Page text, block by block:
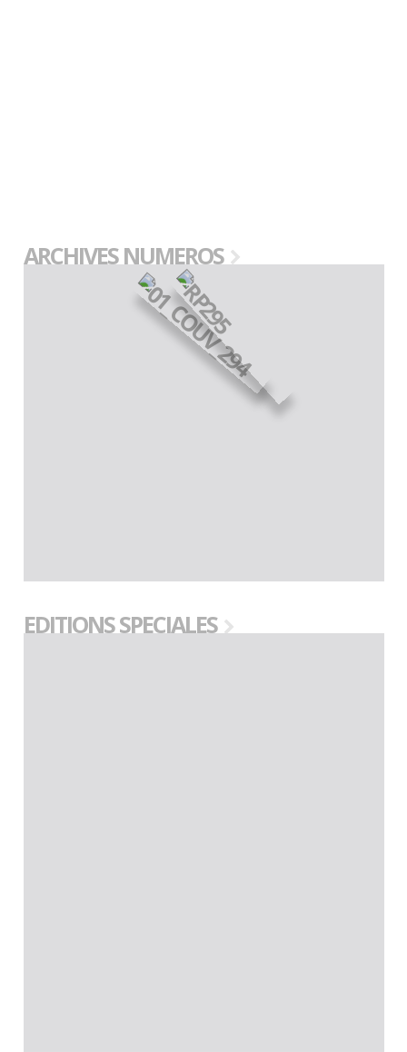
ARCHIVES NUMEROS
EDITIONS SPECIALES